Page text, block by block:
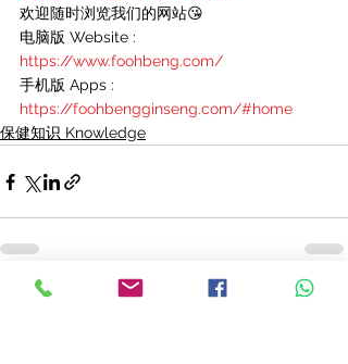
欢迎随时浏览我们的网站😘
电脑版 Website :
https://www.foohbeng.com/
手机版 Apps :
https://foohbengginseng.com/#home
保健知识 Knowledge